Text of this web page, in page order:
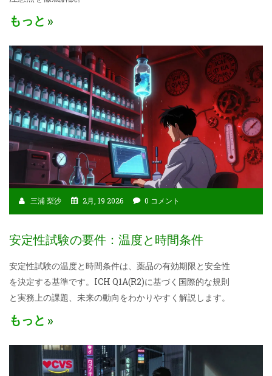
もっと
三浦 梨沙 2月, 19 2026 0 コメント
安定性試験の要件：温度と時間条件
安定性試験の温度と時間条件は、薬品の有効期限と安全性
を決定する基準です。ICH Q1A(R2)に基づく国際的な規則
と実務上の課題、未来の動向をわかりやすく解説します。
もっと